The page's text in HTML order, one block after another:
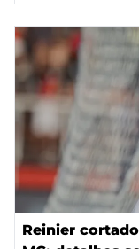
Reinier